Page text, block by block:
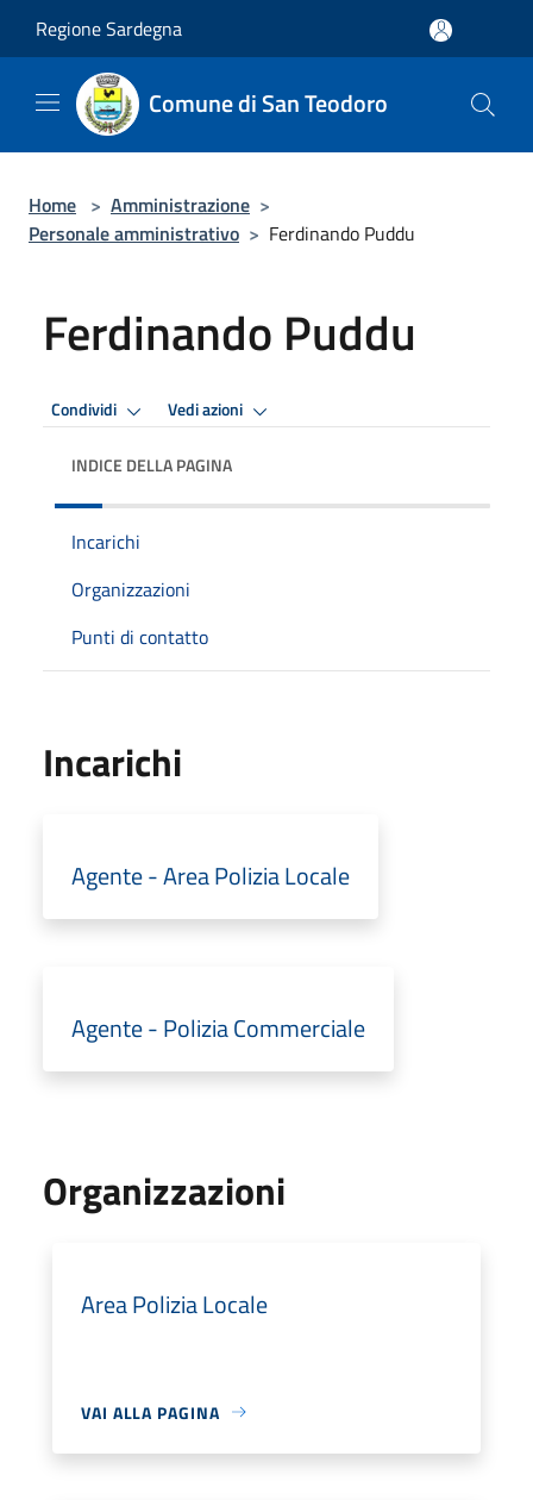
Regione Sardegna
Comune di San Teodoro
Home > Amministrazione >
Personale amministrativo > Ferdinando Puddu
Ferdinando Puddu
Condividi Vedi azioni
INDICE DELLA PAGINA
Incarichi
Organizzazioni
Punti di contatto
Incarichi
Agente - Area Polizia Locale
Agente - Polizia Commerciale
Organizzazioni
Area Polizia Locale
VAI ALLA PAGINA